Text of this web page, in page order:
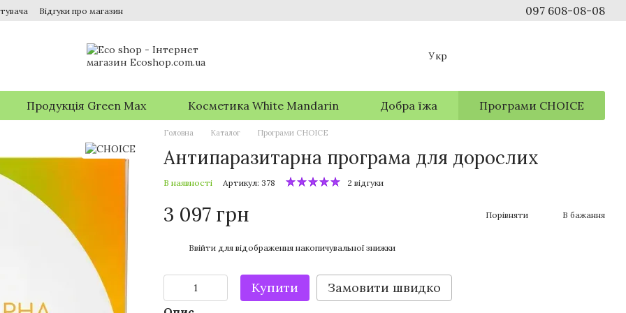
Відгуки про магазин 097 608-08-08
Укр
Продукція Green Max Косметика White Mandarin Добра їжа Програми CHOICE
Головна Каталог Програми CHOICE
Антипаразитарна програма для дорослих
В наявності Артикул: 378 2 відгуки
3 097 грн Порівняти В бажання
Ввійти для відображення накопичувальної знижки
Купити Замовити швидко